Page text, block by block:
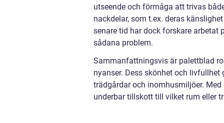
utseende och förmåga att trivas
nackdelar, som t.ex. deras
senare tid har dock forskare
sådana problem.
Sammanfattningsvis är palettblad
nyanser. Dess skönhet och
trädgårdar och inomhusmiljöer.
underbar tillskott till vilket rum eller